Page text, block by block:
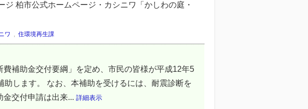
柏市公式ホームページ・カシニワ「かしわの庭・
ワ , 住環境再生課
補助金交付要綱」を定め、市民の皆様が平成12年5
します。 なお、本補助を受けるには、耐震診断を
交付申請は出来... 詳細表示